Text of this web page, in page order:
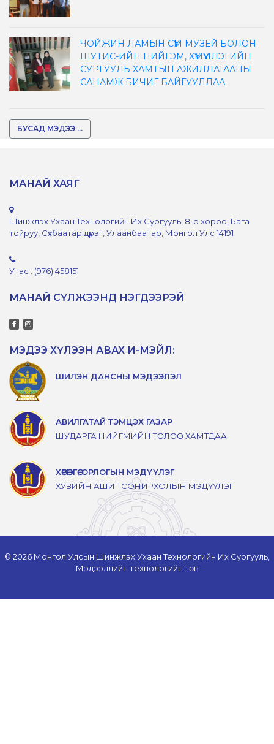
ЧОЙЖИН ЛАМЫН СҮМ МУЗЕЙ БОЛОН
ШУТИС-ИЙН НИЙГЭМ, ХҮМҮҮНЛЭГИЙН
СУРГУУЛЬ ХАМТЫН АЖИЛЛАГААНЫ
САНАМЖ БИЧИГ БАЙГУУЛЛАА.
БУСАД МЭДЭЭ ...
МАНАЙ ХАЯГ
Шинжлэх Ухаан Технологийн Их Сургууль, 8-р хороо, Бага
тойруу, Сүхбаатар дүүрэг, Улаанбаатар, Монгол Улс 14191
Утас : (976) 458151
МАНАЙ СҮЛЖЭЭНД НЭГДЭЭРЭЙ
МЭДЭЭ ХҮЛЭЭН АВАХ И-МЭЙЛ:
ШИЛЭН ДАНСНЫ МЭДЭЭЛЭЛ
АВИЛГАТАЙ ТЭМЦЭХ ГАЗАР
ШУДАРГА НИЙГМИЙН ТӨЛӨӨ ХАМТДАА
ХӨРӨНГӨ, ОРЛОГЫН МЭДҮҮЛЭГ
ХУВИЙН АШИГ СОНИРХОЛЫН МЭДҮҮЛЭГ
© 2026 Монгол Улсын Шинжлэх Ухаан Технологийн Их Сургууль,
Мэдээллийн технологийн төв